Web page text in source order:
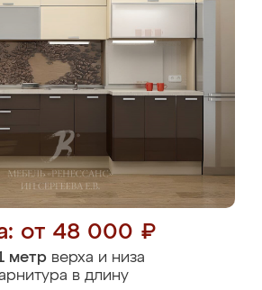
от 48 000 ₽
метрверха и низа
в длину